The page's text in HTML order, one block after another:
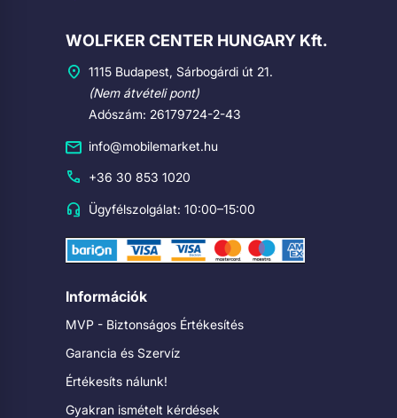
Cégadatok
WOLFKER CENTER HUNGARY Kft.
1115 Budapest, Sárbogárdi út 21.
(Nem átvételi pont)
Adószám: 26179724-2-43
info@mobilemarket.hu
+36 30 853 1020
Ügyfélszolgálat: 10:00–15:00
Információk
MVP - Biztonságos Értékesítés
Garancia és Szervíz
Értékesíts nálunk!
Gyakran ismételt kérdések